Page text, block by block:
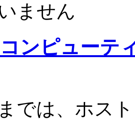
ません
ンピューテ
では、ホス